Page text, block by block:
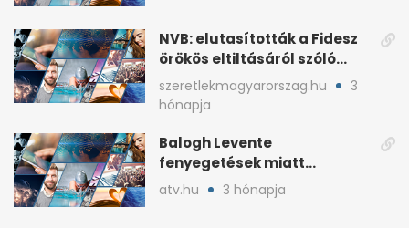
NVB: elutasították a Fidesz
örökös eltiltásáról szóló
népszavazást
szeretlekmagyarorszag.hu
3
hónapja
Balogh Levente
fenyegetések miatt
lemondta erdélyi előadás-
atv.hu 3 hónapja